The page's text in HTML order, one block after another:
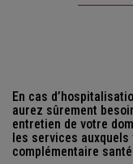
En cas
aurez sûrement
entretien de votre
les services auxquels
complémentaire